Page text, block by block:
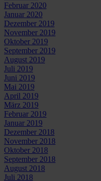
Februar 2020
Januar 2020
Dezember 2019
November 2019
Oktober 2019
September 2019
August 2019
Juli 2019
Juni 2019
Mai 2019
April 2019
März 2019
Februar 2019
Januar 2019
Dezember 2018
November 2018
Oktober 2018
September 2018
August 2018
Juli 2018